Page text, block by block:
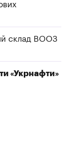
склад ВООЗ
«Укрнафти»